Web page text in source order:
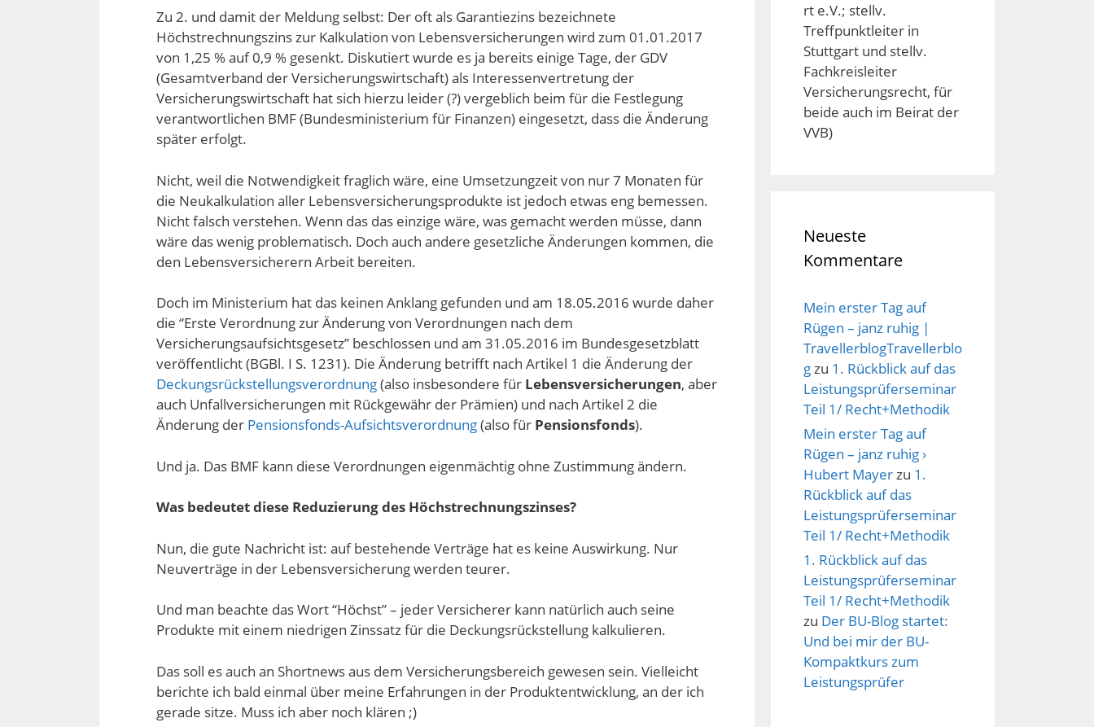
Zu 2. und damit der Meldung selbst: Der oft als Garantiezins bezeichnete
Höchstrechnungszins zur Kalkulation von Lebensversicherungen wird zum 01.01.2017
von 1,25 % auf 0,9 % gesenkt. Diskutiert wurde es ja bereits einige Tage, der GDV
(Gesamtverband der Versicherungswirtschaft) als Interessenvertretung der
Versicherungswirtschaft hat sich hierzu leider (?) vergeblich beim für die Festlegung
verantwortlichen BMF (Bundesministerium für Finanzen) eingesetzt, dass die Änderung
später erfolgt.
Nicht, weil die Notwendigkeit fraglich wäre, eine Umsetzungzeit von nur 7 Monaten für
die Neukalkulation aller Lebensversicherungsprodukte ist jedoch etwas eng bemessen.
Nicht falsch verstehen. Wenn das das einzige wäre, was gemacht werden müsse, dann
wäre das wenig problematisch. Doch auch andere gesetzliche Änderungen kommen, die
den Lebensversicherern Arbeit bereiten.
Doch im Ministerium hat das keinen Anklang gefunden und am 18.05.2016 wurde daher
die “Erste Verordnung zur Änderung von Verordnungen nach dem
Versicherungsaufsichtsgesetz” beschlossen und am 31.05.2016 im Bundesgesetzblatt
veröffentlicht (BGBl. I S. 1231). Die Änderung betrifft nach Artikel 1 die Änderung der
Deckungsrückstellungsverordnung(also insbesondere für Lebensversicherungen, aber
auch Unfallversicherungen mit Rückgewähr der Prämien) und nach Artikel 2 die
Änderung der Pensionsfonds-Aufsichtsverordnung(also für Pensionsfonds).
Und ja. Das BMF kann diese Verordnungen eigenmächtig ohne Zustimmung ändern.
Was bedeutet diese Reduzierung des Höchstrechnungszinses?
Nun, die gute Nachricht ist: auf bestehende Verträge hat es keine Auswirkung. Nur
Neuverträge in der Lebensversicherung werden teurer.
Und man beachte das Wort “Höchst” – jeder Versicherer kann natürlich auch seine
Produkte mit einem niedrigen Zinssatz für die Deckungsrückstellung kalkulieren.
Das soll es auch an Shortnews aus dem Versicherungsbereich gewesen sein. Vielleicht
berichte ich bald einmal über meine Erfahrungen in der Produktentwicklung, an der ich
gerade sitze. Muss ich aber noch klären ;)
rt e.V.; stellv.
Treffpunktleiter in
Stuttgart und stellv.
Fachkreisleiter
Versicherungsrecht, für
beide auch im Beirat der
VVB)
Neueste
Kommentare
Mein erster Tag auf
Rügen – janz ruhig |
TravellerblogTravellerblo
gzu 1. Rückblick auf das
Leistungsprüferseminar
Teil 1/ Recht+Methodik
Mein erster Tag auf
Rügen – janz ruhig ›
Hubert Mayerzu 1.
Rückblick auf das
Leistungsprüferseminar
Teil 1/ Recht+Methodik
1. Rückblick auf das
Leistungsprüferseminar
Teil 1/ Recht+Methodik
zu Der BU-Blog startet:
Und bei mir der BU-
Kompaktkurs zum
Leistungsprüfer